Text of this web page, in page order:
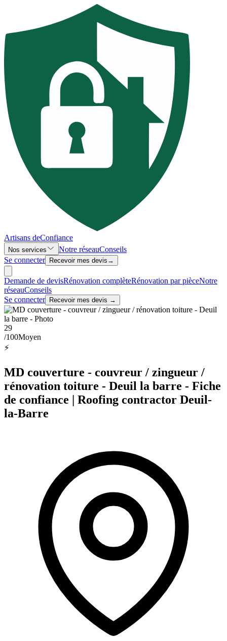
Artisans deConfiance
Nos services Notre réseauConseils
Se connecter
Recevoir mes devis →
Demande de devisRénovation complèteRénovation par pièceNotre
réseauConseils
Se connecter
Recevoir mes devis →
29
/100Moyen
⚡
MD couverture - couvreur / zingueur /
rénovation toiture - Deuil la barre - Fiche
de confiance | Roofing contractor Deuil-
la-Barre